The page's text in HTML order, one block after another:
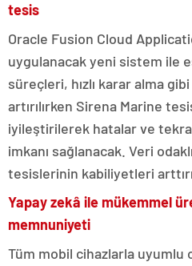
tesis
Oracle Fusion Cloud
uygulanacak yeni sistem ile
süreçleri, hızlı karar alma
artırılırken Sirena Marine
iyileştirilerek hatalar ve
imkanı sağlanacak. Veri
tesislerinin kabiliyetleri
Yapay zekâ ile mükemmel
memnuniyeti
Tüm mobil cihazlarla uyumlu